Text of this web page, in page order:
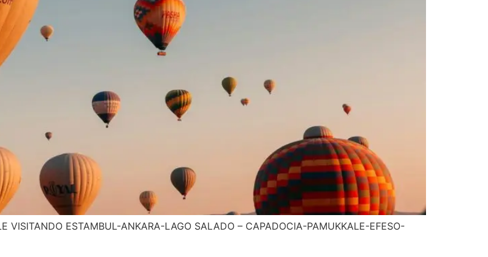
VISITANDO ESTAMBUL-ANKARA-LAGO SALADO – CAPADOCIA-PAMUKKALE-EFESO-